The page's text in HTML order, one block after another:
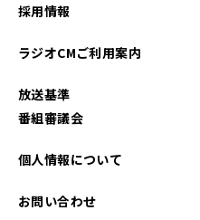
採用情報
ラジオCMご利用案内
放送基準
番組審議会
個人情報について
お問い合わせ